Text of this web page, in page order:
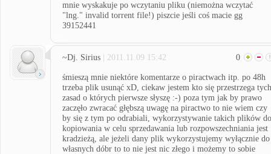
mnie wyskakuje po wczytaniu pliku (niemożna wczytać
"lng." invalid torrent file!) piszcie jeśli coś macie gg
39152441
~Dj. Sirius | 2011.11.09 15:42 0
śmieszą mnie niektóre komentarze o piractwach itp. po 48h
trzeba plik usunąć xD, ciekaw jestem kto się przestrzega tych
zasad o których pierwsze słyszę :-) poza tym jak by prawo
zaczęło zwracać głębszą uwagę na piractwo to nie wiem czy
by się z tym po odrabiali, wykorzystywanie takich plików do
kopiowania w celu sprzedawania lub rozpowszechniania jest
kradzieżą, ale jeżeli dany plik wykorzystujemy wyłącznie do
własnych dóbr to to nie jest nic złego i możemy to sobie